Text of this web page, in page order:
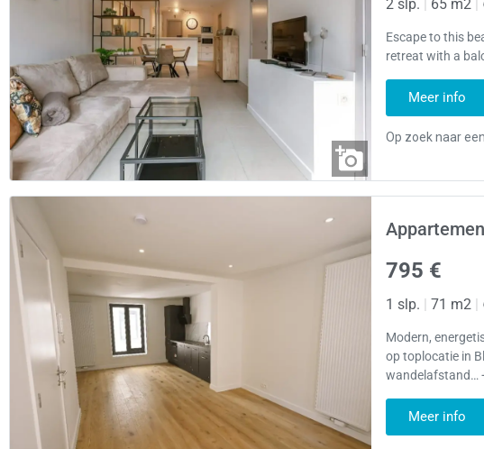
2 slp. | 65 m2 |
Escape to this
retreat with a
Meer info
795 €
1 slp. | 71 m2 |
Modern,
op toplocatie in
wandelafstand…
Meer info